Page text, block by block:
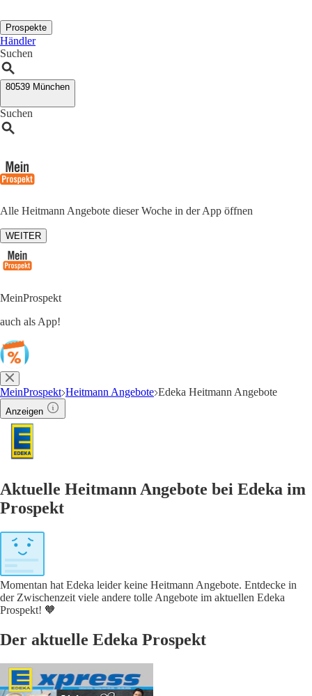
Prospekte
Händler
Suchen
80539 München
Suchen
Alle Heitmann Angebote dieser Woche in der App öffnen
WEITER
MeinProspekt
auch als App!
MeinProspekt Heitmann Angebote Edeka Heitmann Angebote
Anzeigen
Aktuelle Heitmann Angebote bei Edeka im
Prospekt
Momentan hat Edeka leider keine Heitmann Angebote. Entdecke in
der Zwischenzeit viele andere tolle Angebote im aktuellen Edeka
Prospekt! 🧡
Der aktuelle Edeka Prospekt